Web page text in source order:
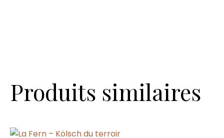
Produits similaires